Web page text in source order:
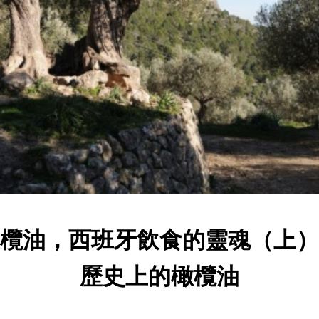
油，西班牙飲食的靈魂（上
歷史上的橄欖油